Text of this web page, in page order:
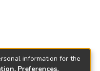
information for the
Preferences,